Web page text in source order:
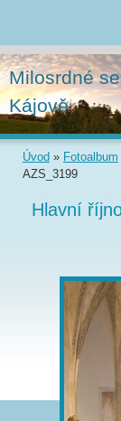
Milosrdné
Kájově
Úvod » Fotoalbum
AZS_3199
Hlavní